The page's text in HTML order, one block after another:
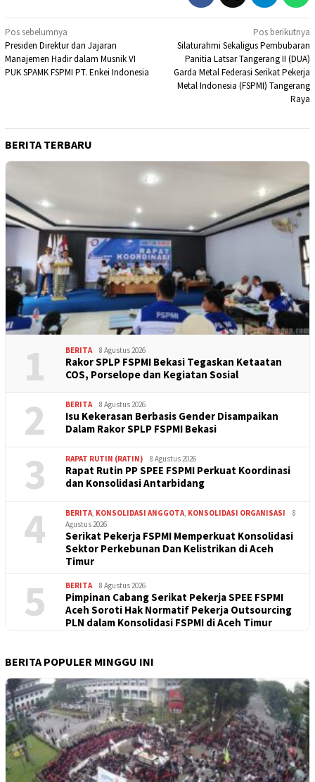
Navigasi
pos
Pos sebelumnya
Presiden Direktur dan Jajaran
Manajemen Hadir dalam Musnik VI
PUK SPAMK FSPMI PT. Enkei Indonesia
Pos berikutnya
Silaturahmi Sekaligus Pembubaran
Panitia Latsar Tangerang II (DUA)
Garda Metal Federasi Serikat Pekerja
Metal Indonesia (FSPMI) Tangerang
Raya
BERITA TERBARU
1 BERITA 8 Agustus 2026
Rakor SPLP FSPMI Bekasi Tegaskan Ketaatan
COS, Porselope dan Kegiatan Sosial
2 BERITA 8 Agustus 2026
Isu Kekerasan Berbasis Gender Disampaikan
Dalam Rakor SPLP FSPMI Bekasi
3 RAPAT RUTIN (RATIN) 8 Agustus 2026
Rapat Rutin PP SPEE FSPMI Perkuat Koordinasi
dan Konsolidasi Antarbidang
4 BERITA, KONSOLIDASI ANGGOTA, KONSOLIDASI ORGANISASI
8
Agustus 2026
Serikat Pekerja FSPMI Memperkuat Konsolidasi
Sektor Perkebunan Dan Kelistrikan di Aceh
Timur
5 BERITA 8 Agustus 2026
Pimpinan Cabang Serikat Pekerja SPEE FSPMI
Aceh Soroti Hak Normatif Pekerja Outsourcing
PLN dalam Konsolidasi FSPMI di Aceh Timur
BERITA POPULER MINGGU INI